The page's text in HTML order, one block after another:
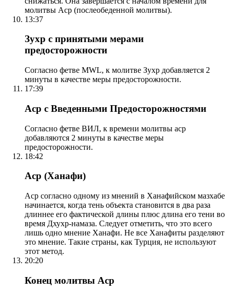
молитвы Аср (послеобеденной молитвы).
13:37
Зухр с принятыми мерами
предосторожности
Согласно фетве MWL, к молитве Зухр добавляется 2
минуты в качестве меры предосторожности.
17:39
Аср с Введенными Предосторожностями
Согласно фетве ВИЛ, к времени молитвы аср
добавляются 2 минуты в качестве меры
предосторожности.
18:42
Аср (Ханафи)
Аср согласно одному из мнений в Ханафийском мазхабе
начинается, когда тень объекта становится в два раза
длиннее его фактической длины плюс длина его тени во
время Дхухр-намаза. Следует отметить, что это всего
лишь одно мнение Ханафи. Не все Ханафиты разделяют
это мнение. Такие страны, как Турция, не используют
этот метод.
20:20
Конец молитвы Аср